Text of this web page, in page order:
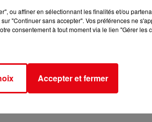
ou affiner en sélectionnant les finalités et/ou
"Continuer sans accepter". Vos préférences ne
consentement à tout moment via le lien "Gérer les
Accepter et fermer